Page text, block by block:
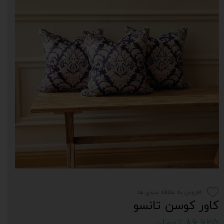
کاور کوسن تانسو
افزودن به علاقه مندی ها